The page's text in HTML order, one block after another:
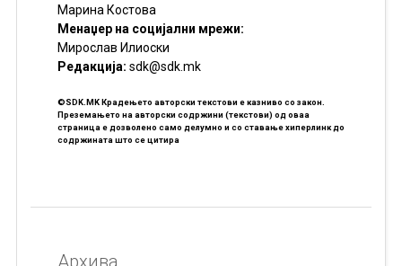
Марина Костова
Менаџер на социјални мрежи:
Мирослав Илиоски
Редакцијa: sdk@sdk.mk
©SDK.MK Крадењето авторски текстови е казниво со закон.
Преземањето на авторски содржини (текстови) од оваа
страница е дозволено само делумно и со ставање хиперлинк до
содржината што се цитира
Архива